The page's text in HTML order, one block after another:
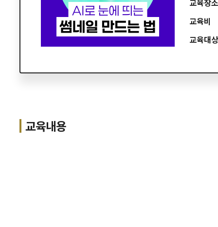
교육장소
교육비
교육대상
교육내용